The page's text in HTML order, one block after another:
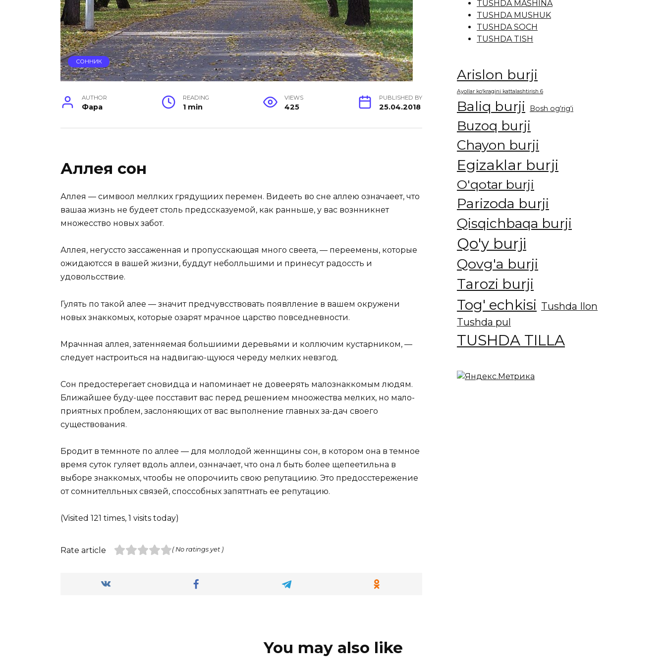
СОННИК
AUTHOR
Фара
READING
1 min
VIEWS
425
PUBLISHED BY
25.04.2018
Аллея сон
Аллея — симвоол меллких грядущиих перемен. Видееть во сне аллею означаеет, что
вашаа жизнь не будеетстоль предссказуемой, как ранньше, у вас вознникнет
множесство новых забот.
Аллея, негуссто зассаженная и пропусскающая много свеета, — переемены, которые
ожидаютсся в вашей жизни, буддут неболльшими и принесут радоссть и
удовольсствие.
Гулять по такой алее — значит предчувсствовать появлление в вашем окружени
новых знаккомых, которые озарят мрачное царство повседневности.
Мрачнная аллея, затенняемая большиими деревьями и коллючим кустарником, —
следует настроиться на надвигаю-щуюся череду мелких невзгод.
Сон предостерегает сновидца и напоминает не довеерять малознаккомым людям.
Ближайшее буду-щее посставит вас перед решением мноожества мелких, но мало-
приятных проблем, заслоняющих от вас выполнение главных за-дач своего
существования.
Бродит в темнноте по аллее — для моллодой женнщины сон, в котором она в темное
время суток гуляет вдоль аллеи, ознначает, что она л быть более щепеетильна в
выборе знаккомых, чтообы не опорочиить свою репутациию. Это предосстережение
от сомнителльных связей, споссобных запяттнать ее репутацию.
(Visited 121 times, 1 visits today)
Rate article ( No ratings yet )
TUSHDA MASHINA
TUSHDA MUSHUK
TUSHDA SOCH
TUSHDA TISH
Arislon burji
Ayollar ko‘kragini kattalashtirish 6
Baliq burji Bosh og‘rig‘i
Buzoq burji
Chayon burji
Egizaklar burji
O'qotar burji
Parizoda burji
Qisqichbaqa burji
Qo'y burji
Qovg'a burji
Tarozi burji
Tog' echkisi Tushda Ilon
Tushda pul
TUSHDA TILLA
You may also like